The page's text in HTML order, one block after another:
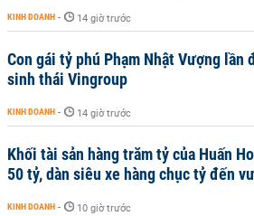
KINH DOANH - 14 giờ trước
Con gái tỷ phú Phạm Nhật Vượng lần
sinh thái Vingroup
KINH DOANH - 14 giờ trước
Khối tài sản hàng trăm tỷ của Huấn
50 tỷ, dàn siêu xe hàng chục tỷ đến
KINH DOANH - 10 giờ trước